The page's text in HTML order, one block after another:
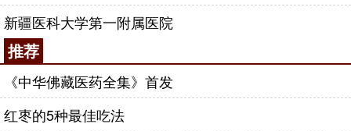
士、博士研究生和博士后等各层次在校学生共3500多
名，是华南乃至全国最大的中医临床教学医院之一。
拥有国家重点学科4个、国家中医药局重点学科3个及
博士后流动站2个。拥有中医妇科学、伤寒论、温病学
3门国家级精品课程和中医内科学、中医妇科学、中医
骨伤科学、中医眼科学、伤寒论、温病学、
新疆医科大学第一附属医院
推荐
《中华佛藏医药全集》首发
红枣的5种最佳吃法